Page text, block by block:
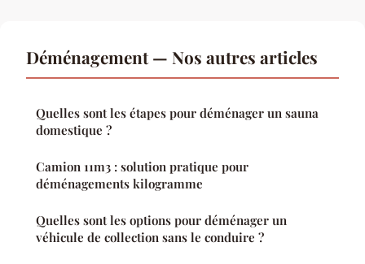
Déménagement — Nos autres articles
Quelles sont les étapes pour déménager un sauna
domestique ?
Camion 11m3 : solution pratique pour
déménagements kilogramme
Quelles sont les options pour déménager un
véhicule de collection sans le conduire ?